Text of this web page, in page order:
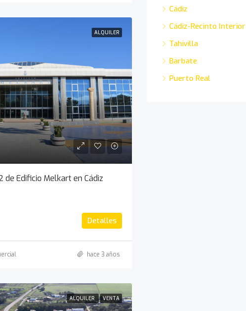
ALQUILER
de Edificio Melkart en Cádiz
Detalles
hace 3 años
ALQUILER VENTA
Cádiz
Cádiz-Recinto Interior
Tahivilla
Barbate
Puerto Real